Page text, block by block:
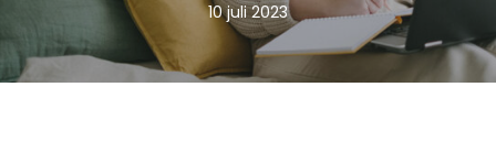
10 juli 2023